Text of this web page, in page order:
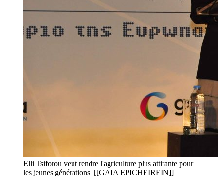
Elli Tsiforou veut rendre l'agriculture plus attirante pour
les jeunes générations. [[GAIA EPICHEIREIN]]